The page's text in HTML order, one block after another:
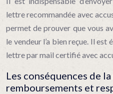
lettre recommandée avec
permet de prouver que vous
le vendeur l’a bien reçue. Il est
lettre par mail certifié avec
Les conséquences de
remboursements et